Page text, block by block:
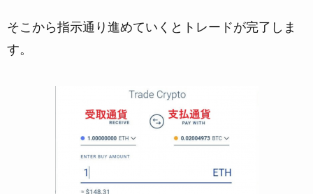
そこから指示通り進めていくとトレードが完了しま
す。